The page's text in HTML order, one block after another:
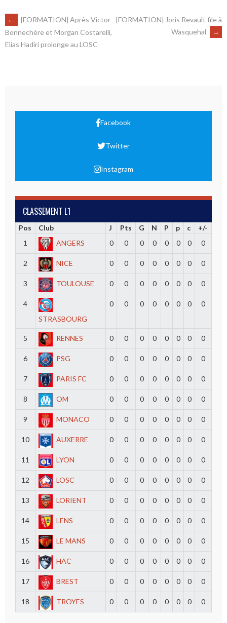
←
[FORMATION] Après Victor
Bonnechère et Morgan Costarelli,
Elias Hadiri prolonge au LOSC
[FORMATION] Joris Revault file à
Wasquehal
→
Facebook
Twitter
Instagram
CLASSEMENT L1
Pos Club J Pts G N P p c
+/-
1
ANGERS 0 0 0 0 0 0 0 0
2 NICE 0 0 0 0 0 0 0 0
3 TOULOUSE 0 0 0 0 0 0 0 0
4
STRASBOURG
0 0 0 0 0 0 0 0
5 RENNES 0 0 0 0 0 0 0 0
6 PSG 0 0 0 0 0 0 0 0
7 PARIS FC 0 0 0 0 0 0 0 0
8 OM 0 0 0 0 0 0 0 0
9 MONACO 0 0 0 0 0 0 0 0
10 AUXERRE 0 0 0 0 0 0 0 0
11 LYON 0 0 0 0 0 0 0 0
12 LOSC 0 0 0 0 0 0 0 0
13 LORIENT 0 0 0 0 0 0 0 0
14 LENS 0 0 0 0 0 0 0 0
15 LE MANS 0 0 0 0 0 0 0 0
16 HAC 0 0 0 0 0 0 0 0
17 BREST 0 0 0 0 0 0 0 0
18 TROYES 0 0 0 0 0 0 0 0